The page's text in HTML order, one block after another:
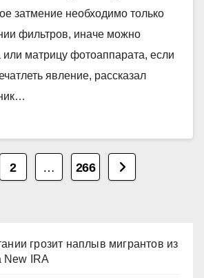
затмение необходимо только
фильтров, иначе можно
или матрицу фотоаппарата, если
явление, рассказал
2 … 266
грозит наплыв мигрантов из
New IRA